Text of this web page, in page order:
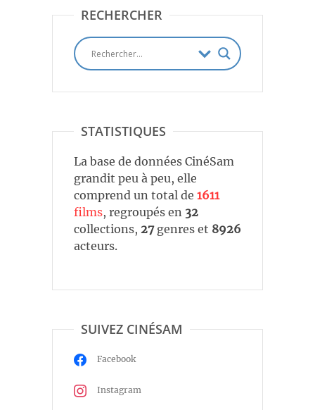
RECHERCHER
STATISTIQUES
La base de données CinéSam
grandit peu à peu, elle
comprend un total de 1611
films, regroupés en 32
collections, 27genres et 8926
acteurs.
SUIVEZ CINÉSAM
Facebook
Instagram